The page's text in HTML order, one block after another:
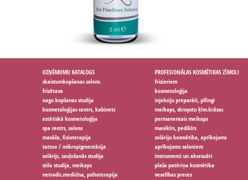
UZŅĒMUMU KATALOGS
skaistumkopšanas salons
frizētava
nagu kopšanas studija
kosmetoloģijas centrs, kabinets
estētiskā kosmetoloģija
spa centrs, salons
masāža, fizioterapija
tattoo / mikropigmentācija
solārijs, sauļošanās studija
stila studija, meikaps
netradic.medicīna, psihoterapija
PROFESIONĀLAS KOSMĒTIKAS ZĪMOLI
frizieriem
kosmetoloģija
injekciju preparāti, pīlingi
meikaps, skropstu ķīm.krāsas
permanentais meikaps
manikīrs, pedikīrs
solāriju kosmētika, aprīkojums
aprīkojums saloniem
instrumenti un aksesuāri
plaša patēriņa kosmētika
veselības preces